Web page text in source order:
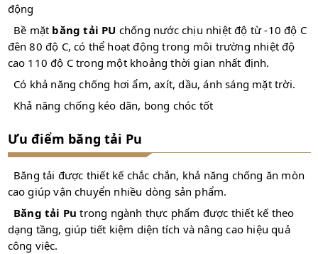
động
Bề mặt băng tải PU chống nước chịu nhiệt độ từ -10 độ C
đên 80 độ C, có thể hoạt động trong môi trường nhiệt độ
cao 110 độ C trong một khoảng thời gian nhất định.
Có khả năng chống hơi ẩm, axít, dầu, ánh sáng mặt trời.
Khả năng chống kéo dãn, bong chóc tốt
Ưu điểm băng tải Pu
Băng tải được thiết kế chắc chắn, khả năng chống ăn mòn
cao giúp vận chuyển nhiều dòng sản phẩm.
Băng tải Pu trong ngành thực phẩm được thiết kế theo
dạng tầng, giúp tiết kiệm diện tích và nâng cao hiệu quả
công việc.